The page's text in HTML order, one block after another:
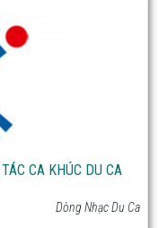
CA KHÚC DU CA
Dòng Nhạc Du Ca